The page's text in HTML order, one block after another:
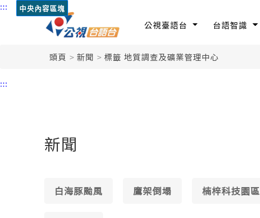
::: 中央內容區塊
公視臺語台 台語智識
頭頁 新聞 標籤 地質調查及礦業管理中心
:::
新聞
白海豚颱風 鷹架倒塌 楠梓科技園區